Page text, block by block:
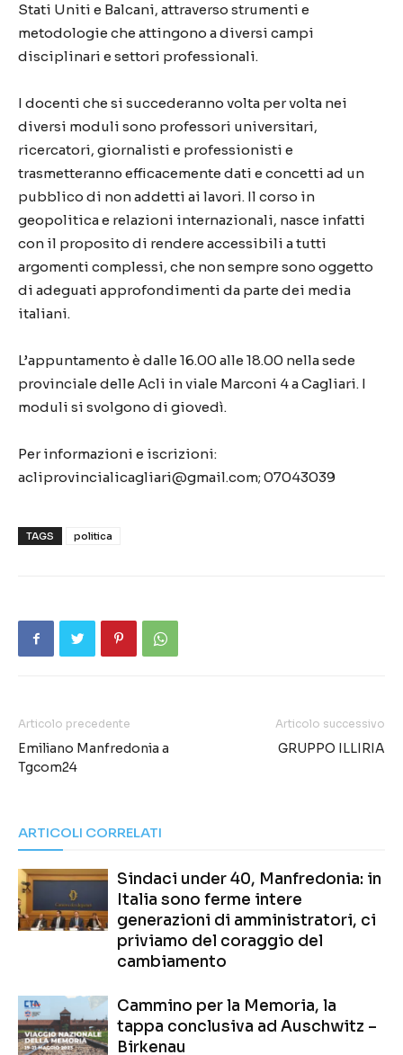
Stati Uniti e Balcani, attraverso strumenti e
metodologie che attingono a diversi campi
disciplinari e settori professionali.
I docenti che si succederanno volta per volta nei
diversi moduli sono professori universitari,
ricercatori, giornalisti e professionisti e
trasmetteranno efficacemente dati e concetti ad un
pubblico di non addetti ai lavori. Il corso in
geopolitica e relazioni internazionali, nasce infatti
con il proposito di rendere accessibili a tutti
argomenti complessi, che non sempre sono oggetto
di adeguati approfondimenti da parte dei media
italiani.
L’appuntamento è dalle 16.00 alle 18.00 nella sede
provinciale delle Acli in viale Marconi 4 a Cagliari. I
moduli si svolgono di giovedì.
Per informazioni e iscrizioni:
acliprovincialicagliari@gmail.com; 07043039
TAGS politica
Articolo precedente
Emiliano Manfredonia a
Tgcom24
Articolo successivo
GRUPPO ILLIRIA
ARTICOLI CORRELATI
Sindaci under 40, Manfredonia: in
Italia sono ferme intere
generazioni di amministratori, ci
priviamo del coraggio del
cambiamento
Cammino per la Memoria, la
tappa conclusiva ad Auschwitz –
Birkenau